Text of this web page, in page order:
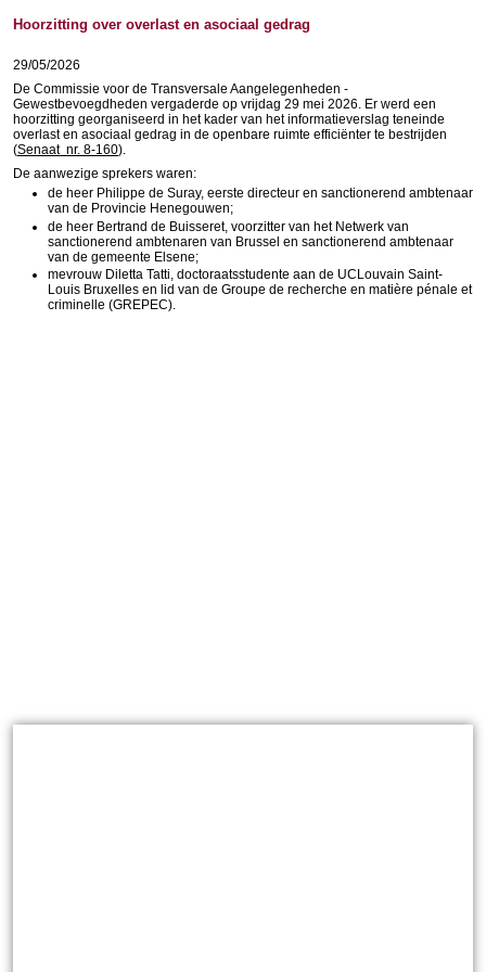
Hoorzitting over overlast en asociaal gedrag
29/05/2026
De Commissie voor de Transversale Aangelegenheden -
Gewestbevoegdheden vergaderde op vrijdag 29 mei 2026. Er werd een
hoorzitting georganiseerd in het kader van het informatieverslag teneinde
overlast en asociaal gedrag in de openbare ruimte efficiënter te bestrijden
(Senaat nr. 8-160).
De aanwezige sprekers waren:
de heer Philippe de Suray, eerste directeur en sanctionerend ambtenaar
van de Provincie Henegouwen;
de heer Bertrand de Buisseret, voorzitter van het Netwerk van
sanctionerend ambtenaren van Brussel en sanctionerend ambtenaar
van de gemeente Elsene;
mevrouw Diletta Tatti, doctoraatsstudente aan de UCLouvain Saint-
Louis Bruxelles en lid van de Groupe de recherche en matière pénale et
criminelle (GREPEC).